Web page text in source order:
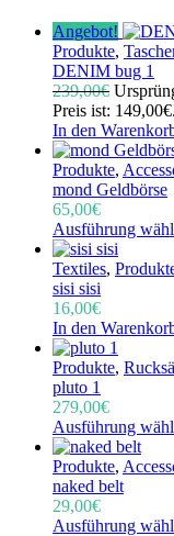
Angebot!
Produkte,
DENIM bug 1
239,00€
Preis ist: 149,00€.
In den
Produkte,
mond Geldbörse
65,00€
Ausführung
Textiles,
sisi sisi
16,00€
In den
Produkte,
pluto 1
279,00€
Ausführung
Produkte,
naked belt
29,00€
Ausführung